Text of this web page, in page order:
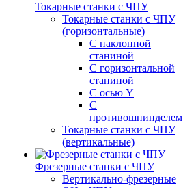
Токарные станки с ЧПУ
Токарные станки с ЧПУ
(горизонтальные)
С наклонной
станиной
С горизонтальной
станиной
С осью Y
С
противошпинделем
Токарные станки с ЧПУ
(вертикальные)
Фрезерные станки с ЧПУ
Вертикально-фрезерные